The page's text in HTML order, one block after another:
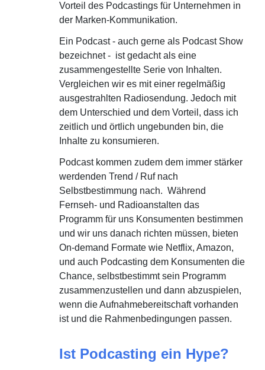
Vorteil des Podcastings für Unternehmen in
der Marken-Kommunikation.
Ein Podcast - auch gerne als Podcast Show
bezeichnet - ist gedacht als eine
zusammengestellte Serie von Inhalten.
Vergleichen wir es mit einer regelmäßig
ausgestrahlten Radiosendung. Jedoch mit
dem Unterschied und dem Vorteil, dass ich
zeitlich und örtlich ungebunden bin, die
Inhalte zu konsumieren.
Podcast kommen zudem dem immer stärker
werdenden Trend / Ruf nach
Selbstbestimmung nach. Während
Fernseh- und Radioanstalten das
Programm für uns Konsumenten bestimmen
und wir uns danach richten müssen, bieten
On-demand Formate wie Netflix, Amazon,
und auch Podcasting dem Konsumenten die
Chance, selbstbestimmt sein Programm
zusammenzustellen und dann abzuspielen,
wenn die Aufnahmebereitschaft vorhanden
ist und die Rahmenbedingungen passen.
Ist Podcasting ein Hype?